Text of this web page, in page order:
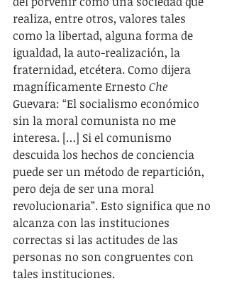
realiza, entre otros, valores tales
como la libertad, alguna forma de
igualdad, la auto-realización, la
fraternidad, etcétera. Como dijera
magníficamente Ernesto Che
Guevara: “El socialismo económico
sin la moral comunista no me
interesa. […] Si el comunismo
descuida los hechos de conciencia
puede ser un método de repartición,
pero deja de ser una moral
revolucionaria”. Esto significa que no
alcanza con las instituciones
correctas si las actitudes de las
personas no son congruentes con
tales instituciones.